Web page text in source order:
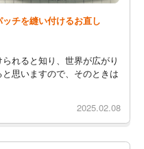
チを縫い付けるお直し
れると知り、世界が広がり
思いますので、そのときは
2025.02.08